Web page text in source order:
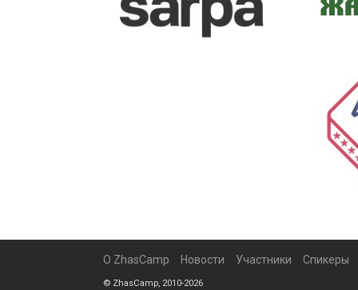
О ZhasCamp Новости Участники Спикеры
© ZhasCamp, 2010-2026